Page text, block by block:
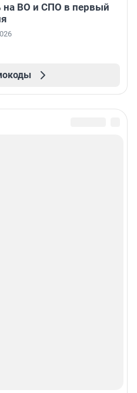
на ВО и СПО в первый